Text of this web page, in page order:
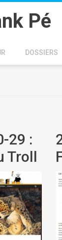
Pé
DOSSIERS
29 :
Troll